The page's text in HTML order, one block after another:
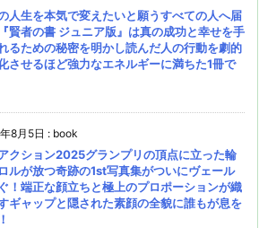
人生を本気で変えたいと願うすべての人へ届
賢者の書 ジュニア版』は真の成功と幸せを手
るための秘密を明かし読んだ人の行動を劇的
させるほど強力なエネルギーに満ちた1冊で
8月5日 : book
クション2025グランプリの頂点に立った輪
ルが放つ奇跡の1st写真集がついにヴェール
！端正な顔立ちと極上のプロポーションが織
ギャップと隠された素顔の全貌に誰もが息を